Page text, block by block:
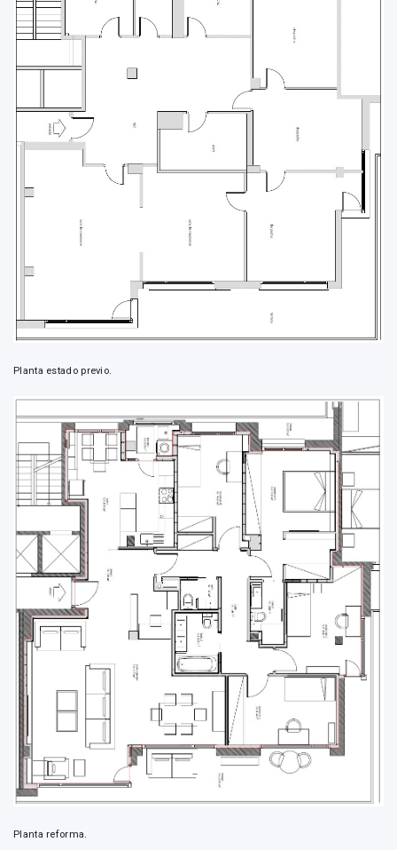
Planta estado previo.
Planta reforma.